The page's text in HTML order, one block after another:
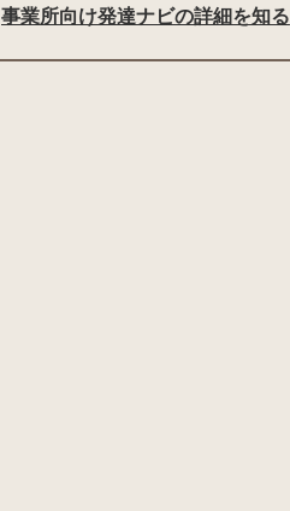
事業所向け発達ナビの詳細を知る